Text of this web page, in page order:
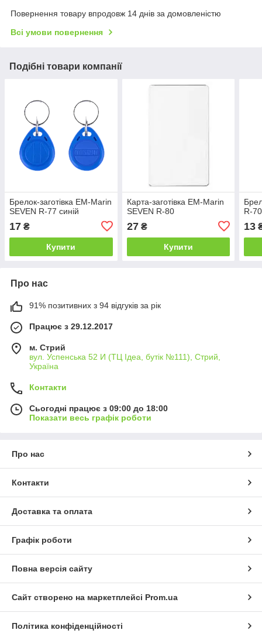
Повернення товару впродовж 14 днів за домовленістю
Всі умови повернення
Подібні товари компанії
Брелок-заготівка EM-Marin
SEVEN R-77 синій
17 ₴
Купити
Карта-заготівка EM-Marin
SEVEN R-80
27₴
Купити
R-
13
Про нас
91% позитивних з 94 відгуків за рік
Працює з 29.12.2017
м. Стрий
вул. Успенська 52 И (ТЦ Ідеа, бутік №111), Стрий,
Україна
Контакти
Сьогодні працює з 09:00 до 18:00
Показати весь графік роботи
Про нас
Контакти
Доставка та оплата
Графік роботи
Повна версія сайту
Сайт створено на маркетплейсі Prom.ua
Політика конфіденційності